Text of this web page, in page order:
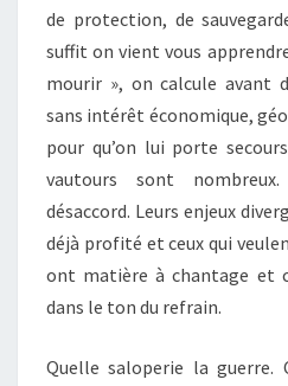
de protection, de
suffit on vient vous
mourir », on calcule avant
sans intérêt économique,
pour qu’on lui porte
vautours sont
désaccord. Leurs enjeux
déjà profité et ceux qui
ont matière à chantage et
dans le ton du refrain.
Quelle saloperie la guerre.